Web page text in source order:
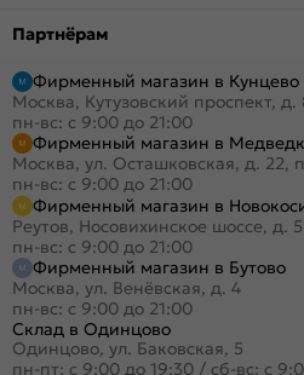
Партнёрам
Фирменный магазин в Кунцево
Москва, Кутузовский проспект, д.
пн-вс: с 9:00 до 21:00
Фирменный магазин в
Москва, ул. Осташковская, д. 22,
пн-вс: с 9:00 до 21:00
Фирменный магазин в
Реутов, Носовихинское шоссе, д. 5
пн-вс: с 9:00 до 21:00
Фирменный магазин в Бутово
Москва, ул. Венёвская, д. 4
пн-вс: с 9:00 до 21:00
Склад в Одинцово
Одинцово, ул. Баковская, 5
пн-пт: с 9:00 до 19:30 / сб-вс: с